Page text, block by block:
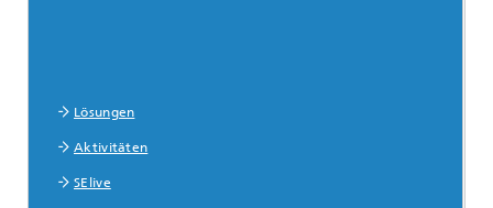
Lösungen
Aktivitäten
SElive